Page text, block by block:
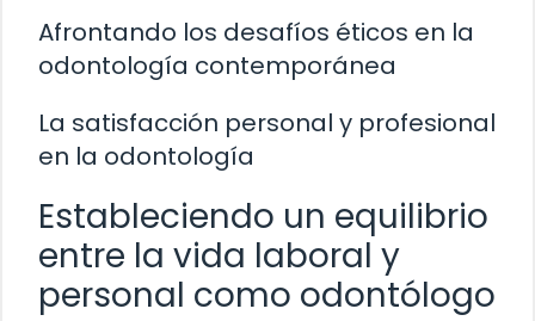
Afrontando los desafíos éticos en la
odontología contemporánea
La satisfacción personal y profesional
en la odontología
Estableciendo un equilibrio
entre la vida laboral y
personal como odontólogo